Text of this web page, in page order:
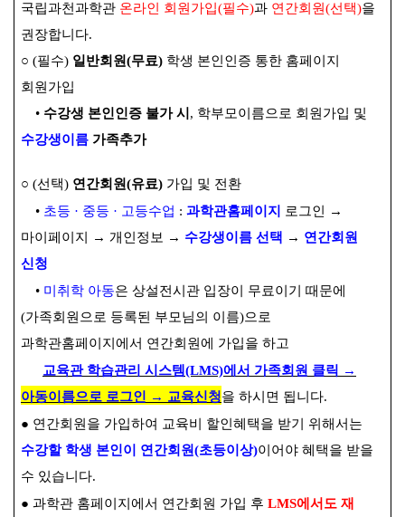
국립과천과학관 온라인 회원가입(필수)과 연간회원(선택)을
권장합니다.
○ (필수) 일반회원(무료) 학생 본인인증 통한 홈페이지
회원가입
• 수강생 본인인증 불가 시 , 학부모이름으로 회원가입 및
수강생이름 가족추가
○(선택) 연간회원(유료) 가입 및 전환
• 초등 · 중등 · 고등수업 : 과학관홈페이지 로그인
→
마이페이지
→ 개인정보 → 수강생이름 선택 → 연간회원
신청
• 미취학 아동은 상설전시관 입장이 무료이기 때문에
(가족회원으로 등록된 부모님의 이름)으로
과학관홈페이지에서 연간회원에 가입을 하고
교육관 학습관리 시스템(LMS)에서 가족회원 클릭 →
아동이름으로 로그인 → 교육신청을 하시면 됩니다.
● 연간회원을 가입하여 교육비 할인혜택을 받기 위해서는
수강할 학생 본인이 연간회원(초등이상)이어야 혜택을 받을
수 있습니다.
● 과학관 홈페이지에서 연간회원 가입 후 LMS에서도 재